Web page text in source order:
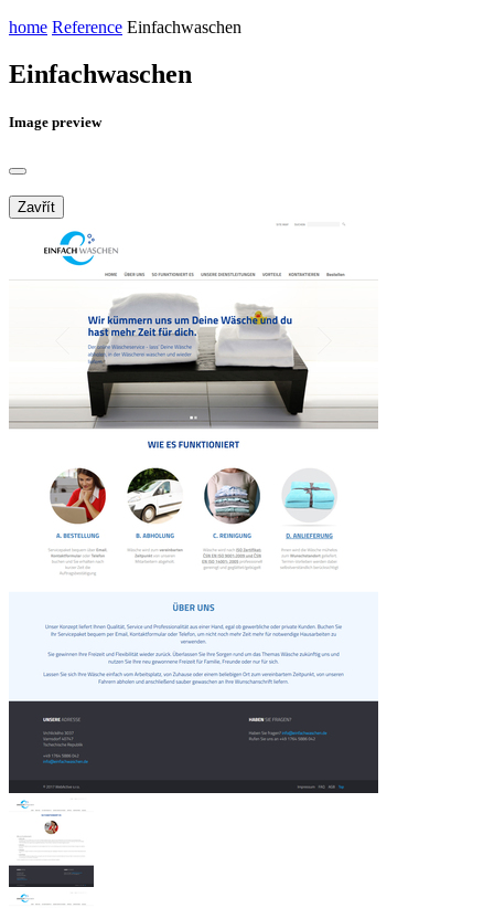
home Reference Einfachwaschen
Einfachwaschen
Image preview
Zavřít